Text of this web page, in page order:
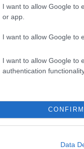
I want to allow Google to
or app.
I want to allow Google to
I want to allow Google to
authentication
CONFIRM
Data